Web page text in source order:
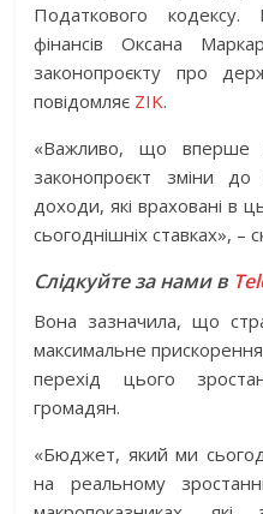
Податкового
фінансів Оксана
законопроєкту про
повідомляє ZIK.
«Важливо, що
законопроєкт зміни до
доходи, які враховані в
сьогоднішніх ставках», –
Слідкуйте за нами в
Вона зазначила, що
максимальне
перехід цього
громадян.
«Бюджет, який ми
на реальному